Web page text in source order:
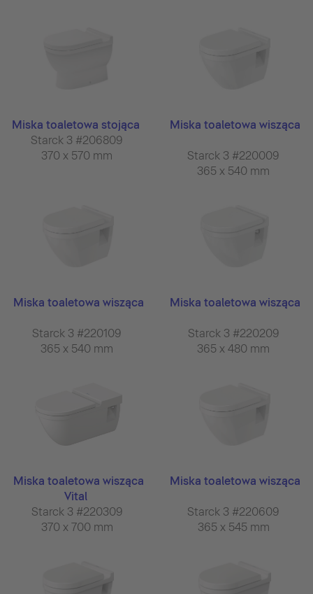
Miska toaletowa stojąca
Starck 3 #206809
370 x 570 mm
Miska toaletowa wisząca
Starck 3 #220009
365 x 540 mm
Miska toaletowa wisząca
Starck 3 #220109
365 x 540 mm
Miska toaletowa wisząca
Starck 3 #220209
365 x 480 mm
Miska toaletowa wisząca
Vital
Starck 3 #220309
370 x 700 mm
Miska toaletowa wisząca
Starck 3 #220609
365 x 545 mm